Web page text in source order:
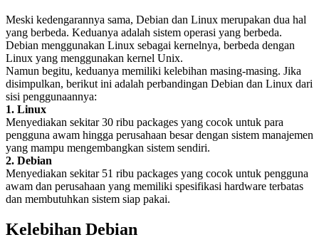
Meski kedengarannya sama, Debian dan Linux merupakan dua hal
yang berbeda. Keduanya adalah sistem operasi yang berbeda.
Debian menggunakan Linux sebagai kernelnya, berbeda dengan
Linux yang menggunakan kernel Unix.
Namun begitu, keduanya memiliki kelebihan masing-masing. Jika
disimpulkan, berikut ini adalah perbandingan Debian dan Linux dari
sisi penggunaannya:
1. Linux
Menyediakan sekitar 30 ribu packages yang cocok untuk para
pengguna awam hingga perusahaan besar dengan sistem manajemen
yang mampu mengembangkan sistem sendiri.
2. Debian
Menyediakan sekitar 51 ribu packages yang cocok untuk pengguna
awam dan perusahaan yang memiliki spesifikasi hardware terbatas
dan membutuhkan sistem siap pakai.
Kelebihan Debian